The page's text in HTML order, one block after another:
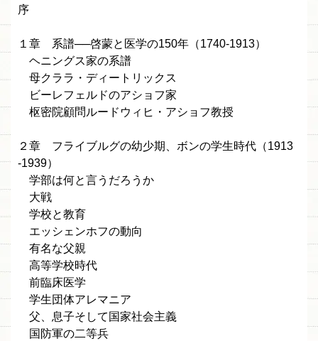
序
１章 系譜──啓蒙と医学の150年（1740-1913）
ヘニングス家の系譜
母クララ・ディートリックス
ビーレフェルドのアショフ家
枢密院顧問ルードウィヒ・アショフ教授
２章 フライブルグの幼少期、ボンの学生時代（1913
-1939）
学部は何と言うだろうか
大戦
学校と教育
エッシェンホフの動向
有名な父親
高等学校時代
前臨床医学
学生団体アレマニア
父、息子そして国家社会主義
国防軍の二等兵